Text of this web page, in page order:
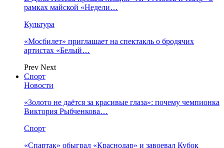
рамках майской «Недели…
Культура
«Мосбилет» приглашает на спектакль о бродячих
артистах «Белый…
Prev Next
Спорт
Новости
«Золото не даётся за красивые глаза»: почему чемпионка
Виктория Рыбченкова…
Спорт
«Спартак» обыграл «Краснодар» и завоевал Кубок